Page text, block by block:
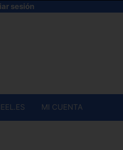
sesión
MI CUENTA